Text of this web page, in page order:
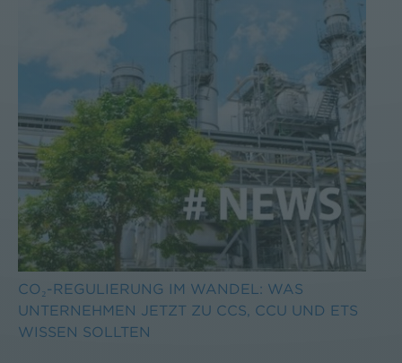
CO₂-REGULIERUNG IM WANDEL: WAS
UNTERNEHMEN JETZT ZU CCS, CCU UND ETS
WISSEN SOLLTEN